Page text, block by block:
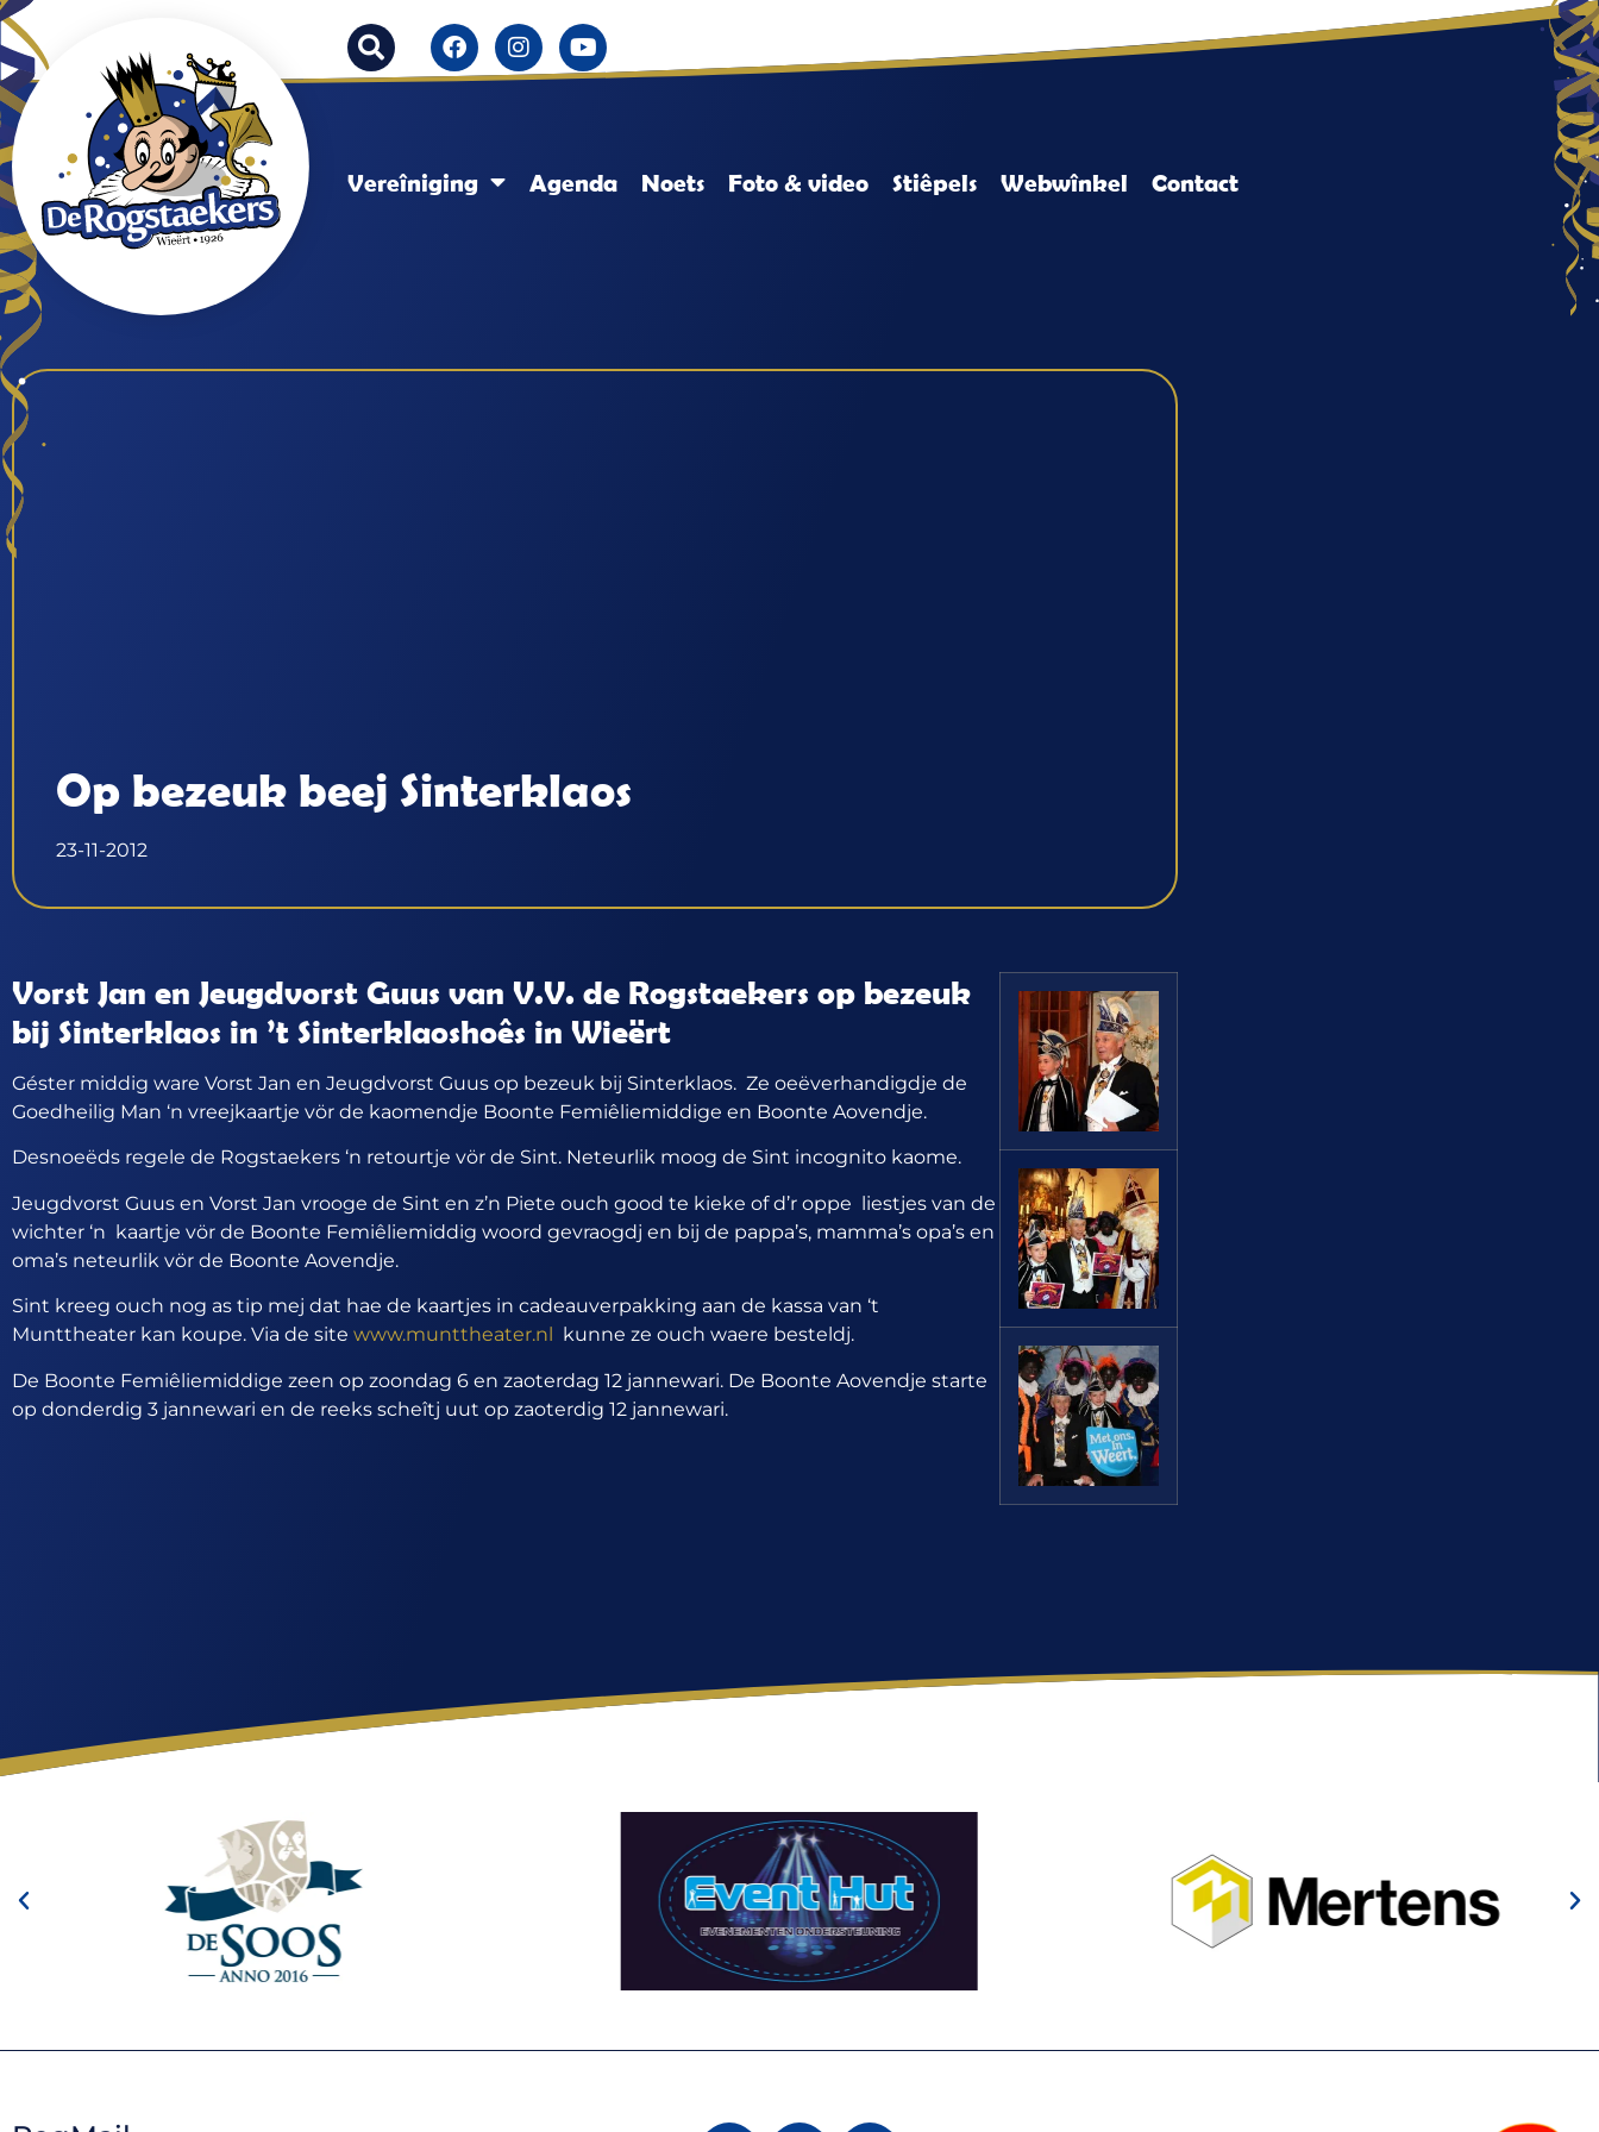
Vereîniging Agenda Noets Foto & video Stiêpels Webwînkel Contact
Op bezeuk beej Sinterklaos
23-11-2012
Vorst Jan en Jeugdvorst Guus van V.V. de Rogstaekers op bezeuk
bij Sinterklaos in ’t Sinterklaoshoês in Wieërt
Géster middig ware Vorst Jan en Jeugdvorst Guus op bezeuk bij Sinterklaos. Ze oeëverhandigdje de
Goedheilig Man ‘n vreejkaartje vör de kaomendje Boonte Femiêliemiddige en Boonte Aovendje.
Desnoeëds regele de Rogstaekers ‘n retourtje vör de Sint. Neteurlik moog de Sint incognito kaome.
Jeugdvorst Guus en Vorst Jan vrooge de Sint en z’n Piete ouch good te kieke of d’r oppe liestjes van de
wichter ‘n kaartje vör de Boonte Femiêliemiddig woord gevraogdj en bij de pappa’s, mamma’s opa’s en
oma’s neteurlik vör de Boonte Aovendje.
Sint kreeg ouch nog as tip mej dat hae de kaartjes in cadeauverpakking aan de kassa van ‘t
Munttheater kan koupe. Via de site www.munttheater.nl kunne ze ouch waere besteldj.
De Boonte Femiêliemiddige zeen op zoondag 6 en zaoterdag 12 jannewari. De Boonte Aovendje starte
op donderdig 3 jannewari en de reeks scheîtj uut op zaoterdig 12 jannewari.